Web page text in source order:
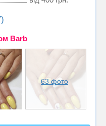
Barb
63 фото